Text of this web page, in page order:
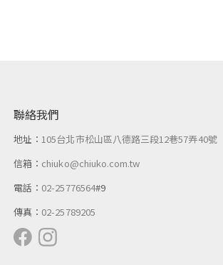
聯絡我們
地址： 105台北市松山區八德路三段12巷57弄40號
信箱： chiuko@chiuko.com.tw
電話： 02-25776564#9
傳真： 02-25789205